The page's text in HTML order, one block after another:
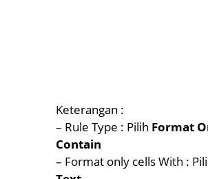
Keterangan :
– Rule Type : Pilih Format
Contain
– Format only cells With :